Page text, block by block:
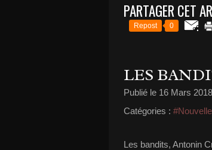
PARTAGER CET
Repost 0
LES
Publié le 16 Mars 2018
Catégories :
Les bandits, Antonin